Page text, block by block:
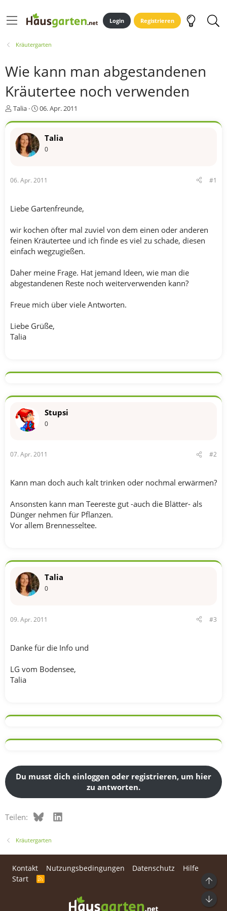
Login Registrieren
Kräutergarten
Wie kann man abgestandenen
Kräutertee noch verwenden
E
e
r
Talia
E
e
a
06. Apr. 2011
Talia
0
06. Apr. 2011 #1
Liebe Gartenfreunde,
wir kochen öfter mal zuviel von dem einen oder anderen
feinen Kräutertee und ich finde es viel zu schade, diesen
einfach wegzugießen.
Daher meine Frage. Hat jemand Ideen, wie man die
abgestandenen Reste noch weiterverwenden kann?
Freue mich über viele Antworten.
Liebe Grüße,
Talia
Stupsi
0
07. Apr. 2011 #2
Kann man doch auch kalt trinken oder nochmal erwärmen?
Ansonsten kann man Teereste gut -auch die Blätter- als
Dünger nehmen für Pflanzen.
Vor allem Brennesseltee.
Talia
0
09. Apr. 2011 #3
Danke für die Info und
LG vom Bodensee,
Talia
Du musst dich einloggen oder registrieren, um hier
zu antworten.
Teilen: BlueskyLinkedIn
Kräutergarten
Kontakt Nutzungsbedingungen Datenschutz
Hilfe
Start
R